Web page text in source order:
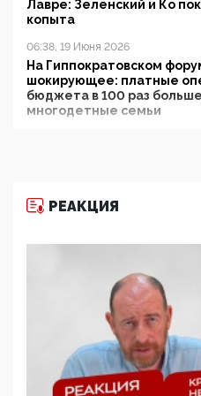
Лавре: Зеленский и Ко
копыта
06:38, 19 Июня 2026
На Гиппократовском
шокирующее: платные
бюджета в 100 раз
многодетные семьи
11:53, 09 Июня 2026
деятельность ИИТО
цифроглобалисты
повестку в образовании
09:43, 01 Июня 2026
5G за счет здоровья
отобрать у регионов и
защищать жилые дома и
РЕАКЦИЯ